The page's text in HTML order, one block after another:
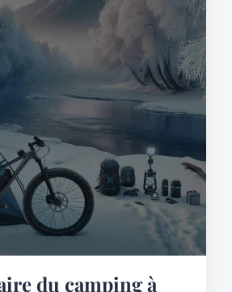
du camping à